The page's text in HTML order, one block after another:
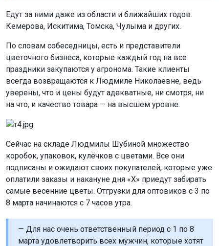
Едут за ними даже из области и ближайших годов:
Кемерова, Искитима, Томска, Чулыма и других.
По словам собеседницы, есть и представители
цветочного бизнеса, которые каждый год на все
праздники закупаются у агронома. Такие клиенты
всегда возвращаются к Людмиле Николаевне, ведь
уверены, что и цены будут адекватные, ни смотря, ни
на что, и качество товара — на высшем уровне.
Сейчас на складе Людмилы Шубиной множество
коробок, упаковок, кулёчков с цветами. Все они
подписаны и ожидают своих покупателей, которые уже
оплатили заказы и накануне дня «Х» приедут забирать
самые весенние цветы. Отгрузки для оптовиков с 3 по
8 марта начинаются с 7 часов утра.
— Для нас очень ответственный период с 1 по 8
марта удовлетворить всех мужчин, которые хотят